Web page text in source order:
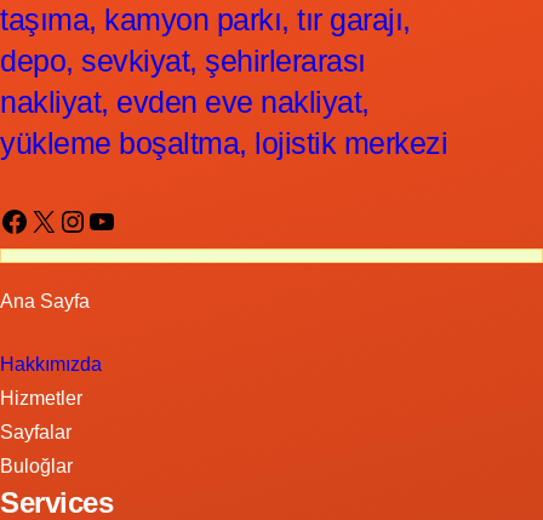
taşıma, kamyon parkı, tır garajı,
depo, sevkiyat, şehirlerarası
nakliyat, evden eve nakliyat,
yükleme boşaltma, lojistik merkezi
Facebook X Instagram YouTube
Ana Sayfa
Hakkımızda
Hizmetler
Sayfalar
Buloğlar
Services